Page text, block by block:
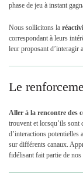
phase de jeu à instant
Nous sollicitons la
correspondant à leurs
leur proposant d’interagir
Le
Aller à la rencontre des
trouvent et lorsqu’ils sont
d’interactions potentielles
sur différents canaux.
fidélisant fait partie de nos